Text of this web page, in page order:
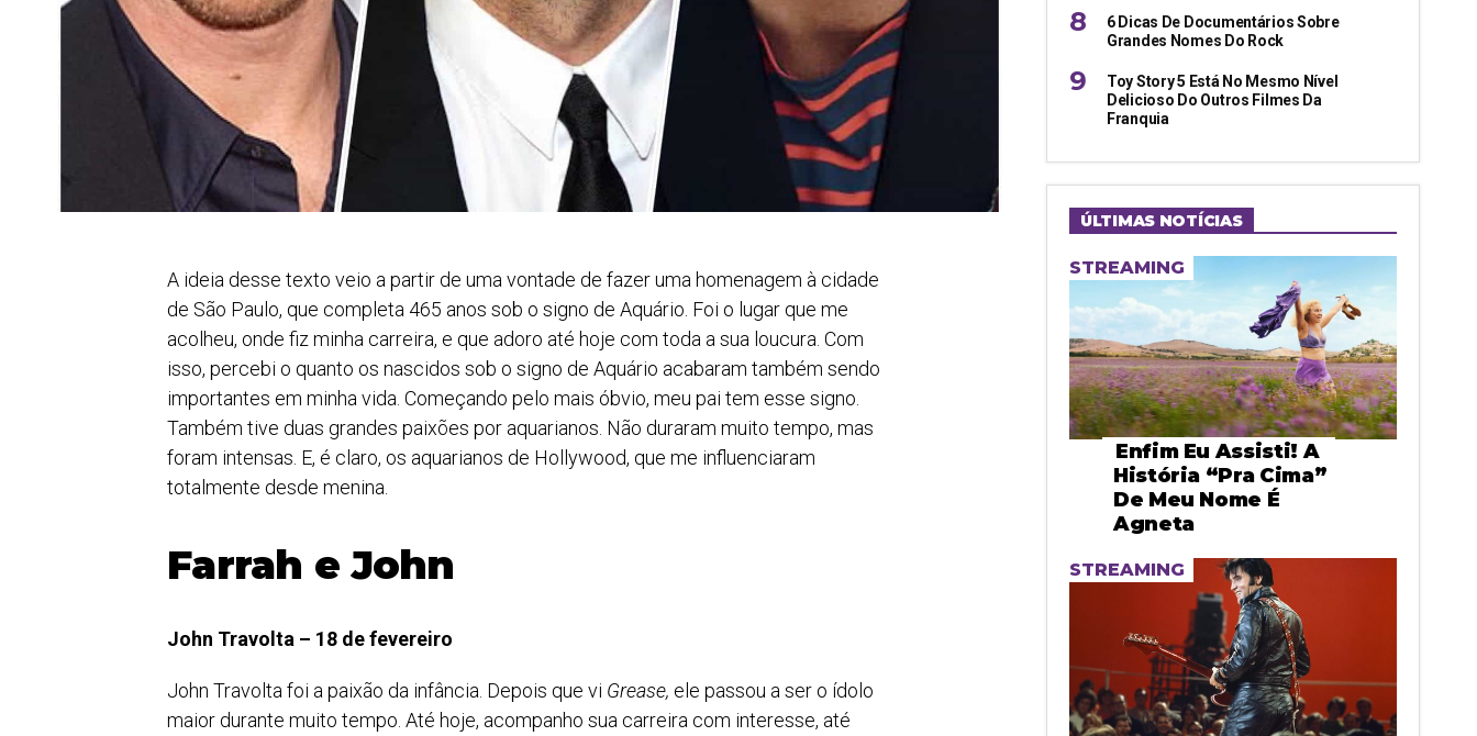
A ideia desse texto veio a partir de uma vontade de fazer uma homenagem à cidade
de São Paulo, que completa 465 anos sob o signo de Aquário. Foi o lugar que me
acolheu, onde fiz minha carreira, e que adoro até hoje com toda a sua loucura. Com
isso, percebi o quanto os nascidos sob o signo de Aquário acabaram também sendo
importantes em minha vida. Começando pelo mais óbvio, meu pai tem esse signo.
Também tive duas grandes paixões por aquarianos. Não duraram muito tempo, mas
foram intensas. E, é claro, os aquarianos de Hollywood, que me influenciaram
totalmente desde menina.
Farrah e John
John Travolta – 18 de fevereiro
John Travolta foi a paixão da infância. Depois que vi Grease, ele passou a ser o ídolo
maior durante muito tempo. Até hoje, acompanho sua carreira com interesse, até
6 Dicas De Documentários Sobre
Grandes Nomes Do Rock
Toy Story 5 Está No Mesmo Nível
Delicioso Do Outros Filmes Da
Franquia
ÚLTIMAS NOTÍCIAS
STREAMING
Enfim Eu Assisti! A
História “pra Cima”
De Meu Nome É
Agneta
STREAMING